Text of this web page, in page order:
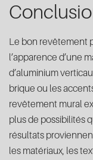
Le bon revêtement
l’apparence d’une
d’aluminium
brique ou les
revêtement mural
plus de possibilités
résultats
les matériaux, les